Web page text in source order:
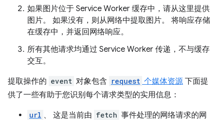
如果图片位于 Service Worker 缓存中，请从这里提供
图片。 如果没有，则从网络中提取图片。 将响应存储
在缓存中，并返回网络响应。
所有其他请求均通过 Service Worker 传递，不与缓存
交互。
提取操作的 event 对象包含 request 个媒体资源 下面提
供了一些有助于您识别每个请求类型的实用信息：
url 、 这是当前由 fetch 事件处理的网络请求的网